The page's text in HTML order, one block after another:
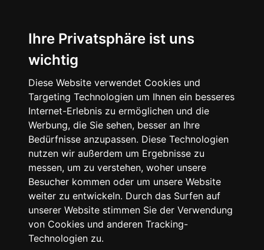
Ihre Privatsphäre ist uns
wichtig
Diese Website verwendet Cookies und
Targeting Technologien um Ihnen ein besseres
Internet-Erlebnis zu ermöglichen und die
Werbung, die Sie sehen, besser an Ihre
Bedürfnisse anzupassen. Diese Technologien
nutzen wir außerdem um Ergebnisse zu
messen, um zu verstehen, woher unsere
Besucher kommen oder um unsere Website
weiter zu entwickeln. Durch das Surfen auf
unserer Website stimmen Sie der Verwendung
von Cookies und anderen Tracking-
Technologien zu.